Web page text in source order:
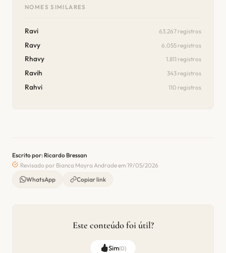
NOMES SIMILARES
Ravi 63.267 registros
Ravy 6.055 registros
Rhavy 1.811 registros
Ravih 343 registros
Rahvi 110 registros
Escrito por: Ricardo Bressan
Revisado por Bianca Mayra Andrade em 19/05/2026
WhatsApp
Copiar link
Este conteúdo foi útil?
Sim(0)